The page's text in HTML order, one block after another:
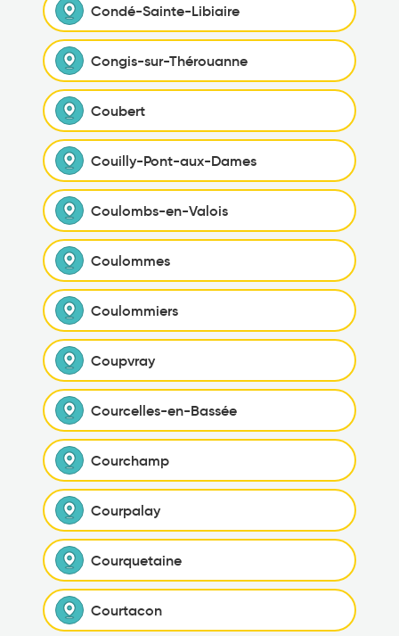
Condé-Sainte-Libiaire
Congis-sur-Thérouanne
Coubert
Couilly-Pont-aux-Dames
Coulombs-en-Valois
Coulommes
Coulommiers
Coupvray
Courcelles-en-Bassée
Courchamp
Courpalay
Courquetaine
Courtacon